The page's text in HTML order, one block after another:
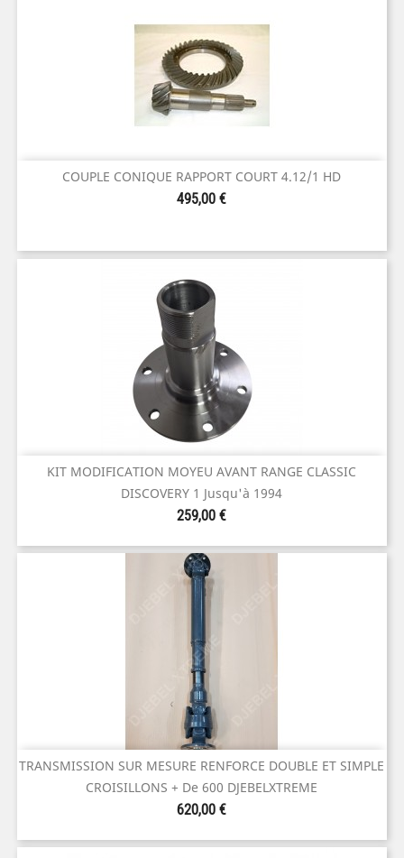
COUPLE CONIQUE RAPPORT COURT 4.12/1 HD
Prix
495,00 €
KIT MODIFICATION MOYEU AVANT RANGE CLASSIC
DISCOVERY 1 Jusqu'à 1994
Prix
259,00 €
TRANSMISSION SUR MESURE RENFORCE DOUBLE ET SIMPLE
CROISILLONS + De 600 DJEBELXTREME
Prix
620,00 €